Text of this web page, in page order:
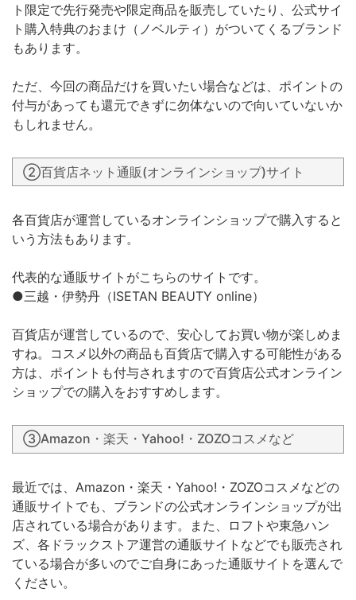
ト限定で先行発売や限定商品を販売していたり、公式サイ
ト購入特典のおまけ（ノベルティ）がついてくるブランド
もあります。
ただ、今回の商品だけを買いたい場合などは、ポイントの
付与があっても還元できずに勿体ないので向いていないか
もしれません。
②百貨店ネット通販(オンラインショップ)サイト
各百貨店が運営しているオンラインショップで購入すると
いう方法もあります。
代表的な通販サイトがこちらのサイトです。
●三越・伊勢丹（ISETAN BEAUTY online）
百貨店が運営しているので、安心してお買い物が楽しめま
すね。コスメ以外の商品も百貨店で購入する可能性がある
方は、ポイントも付与されますので百貨店公式オンライン
ショップでの購入をおすすめします。
③Amazon・楽天・Yahoo!・ZOZOコスメなど
最近では、Amazon・楽天・Yahoo!・ZOZOコスメなどの
通販サイトでも、ブランドの公式オンラインショップが出
店されている場合があります。また、ロフトや東急ハン
ズ、各ドラックストア運営の通販サイトなどでも販売され
ている場合が多いのでご自身にあった通販サイトを選んで
ください。